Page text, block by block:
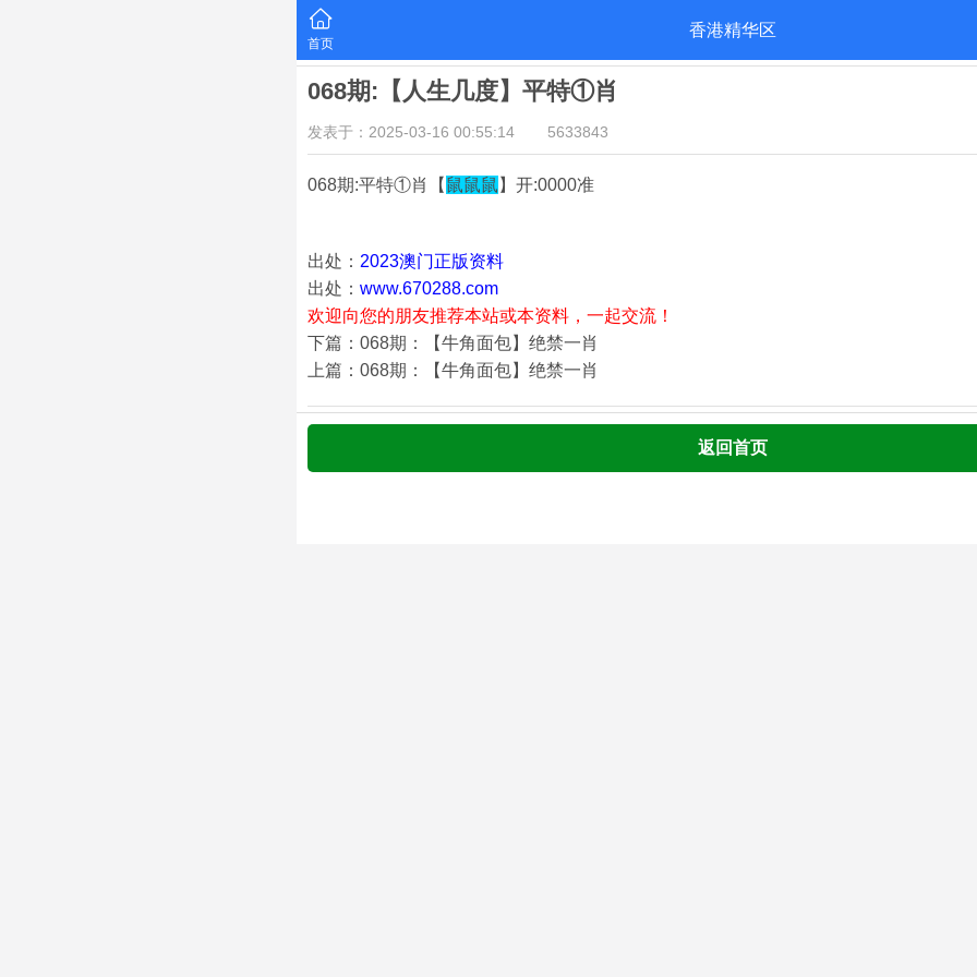
首页
香港精华区
068期:【人生几度】平特①肖
发表于：2025-03-16 00:55:14 5633843
068期:平特①肖【 鼠鼠鼠 】开:0000准
出处： 2023澳门正版资料
出处： www.670288.com
欢迎向您的朋友推荐本站或本资料，一起交流！
下篇：068期：【牛角面包】绝禁一肖
上篇：068期：【牛角面包】绝禁一肖
返回首页